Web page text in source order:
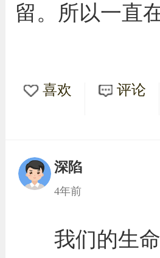
留。所以一直
喜欢 评论
深陷
4年前
我们的生